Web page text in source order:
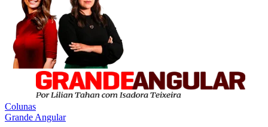
Colunas
Grande Angular